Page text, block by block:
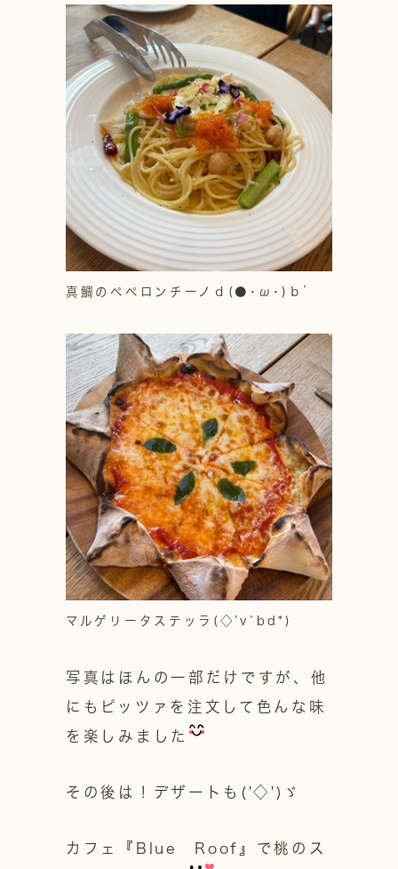
真鯛のペペロンチーノｄ(●･ω･)ｂﾞ
マルゲリータステッラ(◇’v`bd*)
写真はほんの一部だけですが、他
にもピッツァを注文して色んな味
を楽しみました
その後は！デザートも('◇')ゞ
カフェ『Blue Roof』で桃のス